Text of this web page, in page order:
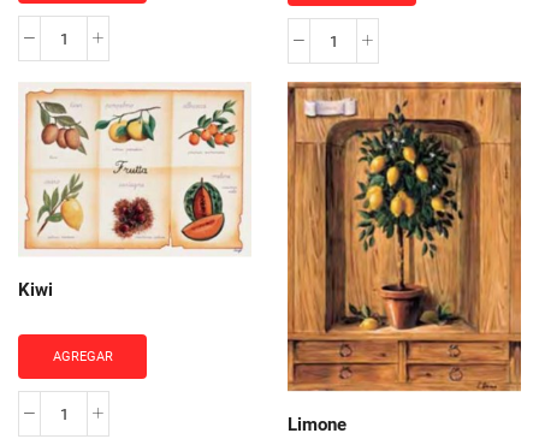
Settembre
cantidad
Fico
cantidad
Kiwi
AGREGAR
Kiwi
Limone